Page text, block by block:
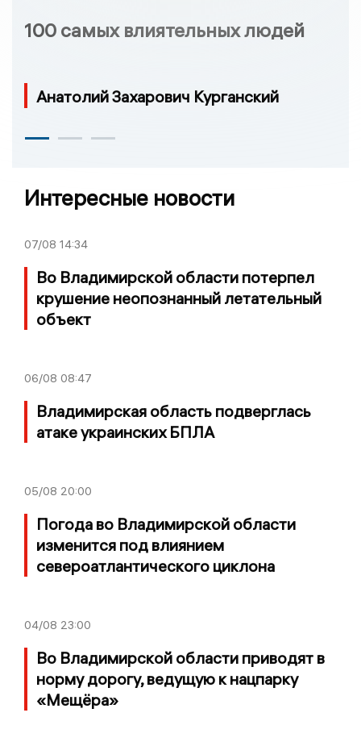
100 самых влиятельных людей
Анатолий Захарович Курганский
Интересные новости
07/08 14:34
Во Владимирской области потерпел
крушение неопознанный летательный
объект
06/08 08:47
Владимирская область подверглась
атаке украинских БПЛА
05/08 20:00
Погода во Владимирской области
изменится под влиянием
североатлантического циклона
04/08 23:00
Во Владимирской области приводят в
норму дорогу, ведущую к нацпарку
«Мещёра»